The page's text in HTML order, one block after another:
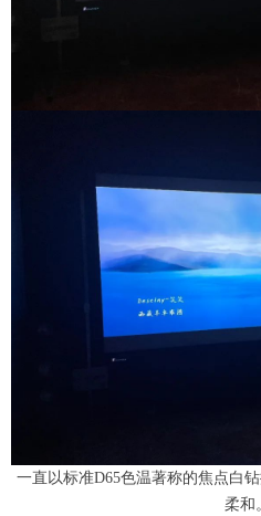
一直以标准D65色温著称的焦点白
柔和